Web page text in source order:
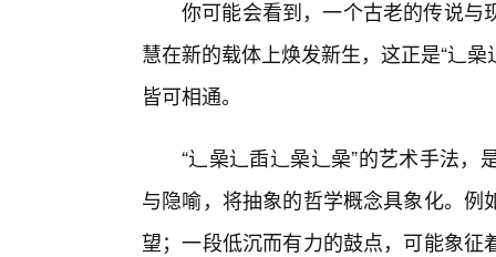
你可能会看到，一个古老的传说与
慧在新的载体上焕发新生，这正是“辶
皆可相通。
“辶喿辶臿辶喿辶喿”的艺术手法
与隐喻，将抽象的哲学概念具象化。
望；一段低沉而有力的鼓点，可能象